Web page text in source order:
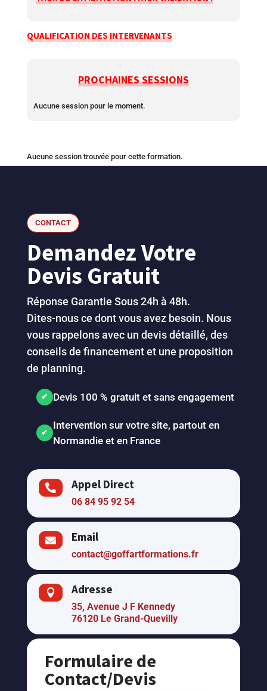
QUALIFICATION DES INTERVENANTS
PROCHAINES SESSIONS
Aucune session pour le moment.
Aucune session trouvée pour cette formation.
CONTACT
Demandez Votre
Devis Gratuit
Réponse Garantie Sous 24h à 48h.
Dites-nous ce dont vous avez besoin. Nous
vous rappelons avec un devis détaillé, des
conseils de financement et une proposition
de planning.
Devis 100 % gratuit et sans engagement
Intervention sur votre site, partout en
Normandie et en France
 Appel Direct
06 84 95 92 54
 Email
contact@goffartformations.fr
 Adresse
35, Avenue J F Kennedy
76120 Le Grand-Quevilly
Formulaire de
Contact/Devis